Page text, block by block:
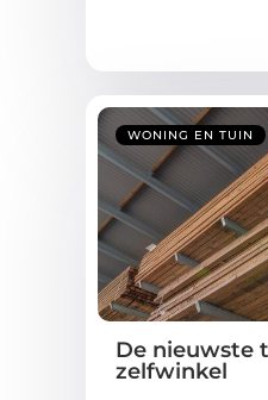
WONING EN TUIN
De nieuwste
zelfwinkel